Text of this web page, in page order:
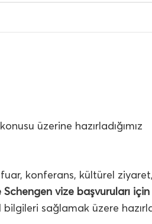
üzerine hazırladığımız
konferans, kültürel
Schengen vize başvuruları için
sağlamak üzere